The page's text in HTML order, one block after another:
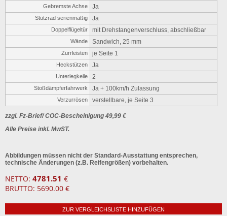
Gebremste Achse Ja
Stützrad serienmäßig Ja
Doppelflügeltür mit Drehstangenverschluss, abschließbar
Wände Sandwich, 25 mm
Zurrleisten je Seite 1
Heckstützen Ja
Unterlegkeile 2
Stoßdämpferfahrwerk Ja + 100km/h Zulassung
Verzurrösen verstellbare, je Seite 3
zzgl. Fz-Brief/ COC-Bescheinigung 49,99 €
Alle Preise inkl. MwST.
Abbildungen müssen nicht der Standard-Ausstattung entsprechen,
technische Änderungen (z.B. Reifengrößen) vorbehalten.
NETTO: 4781.51 €
BRUTTO: 5690.00 €
ZUR VERGLEICHSLISTE HINZUFÜGEN